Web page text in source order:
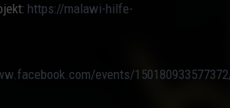
https://malawi-hilfe-
events/